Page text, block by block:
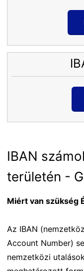
IBAN
területén -
Miért van szükség
Az IBAN
Account Number)
nemzetközi